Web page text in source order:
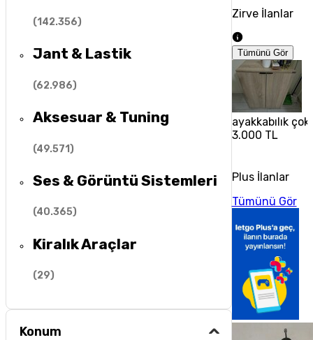
(142.356)
Jant & Lastik
(62.986)
Aksesuar & Tuning
(49.571)
Ses & Görüntü Sistemleri
(40.365)
Kiralık Araçlar
(29)
Konum
Zirve İlanlar
Tümünü Gör
ayakkabılık
3.000 TL
Plus İlanlar
Tümünü Gör